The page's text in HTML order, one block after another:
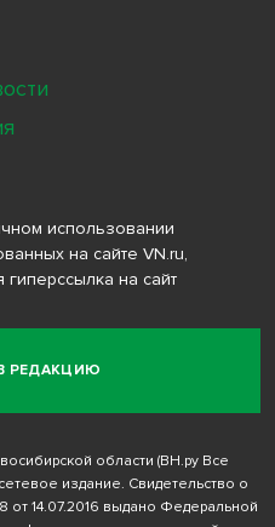
РЕДАКЦИЮ
использовании
на сайте VN.ru,
гиперссылка на сайт
области (ВН.ру Все
издание. Свидетельство о
14.07.2016 выдано Федеральной